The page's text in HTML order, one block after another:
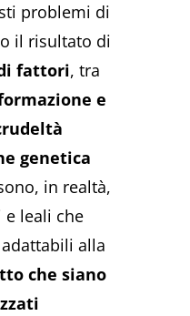
problemi di
il risultato di
fattori, tra
e
genetica
in realtà,
leali che
alla
che siano